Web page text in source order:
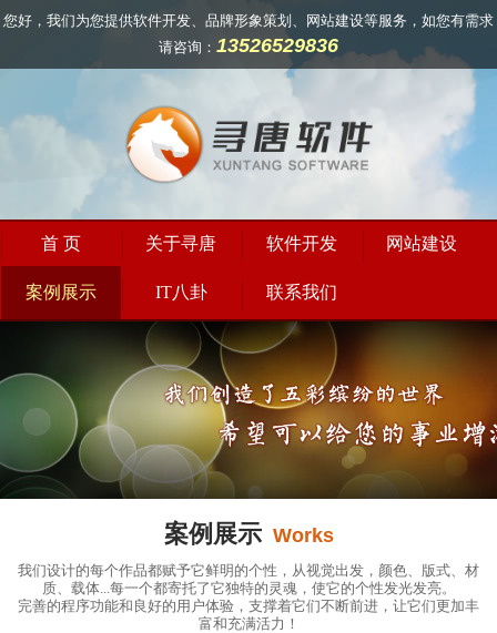
您好，我们为您提供软件开发、品牌形象策划、网站建设等服务，如您有需求
请咨询： 13526529836
首 页 关于寻唐 软件开发 网站建设
案例展示 IT八卦 联系我们
案例展示 Works
我们设计的每个作品都赋予它鲜明的个性，从视觉出发，颜色、版式、材
质、载体...每一个都寄托了它独特的灵魂，使它的个性发光发亮。
完善的程序功能和良好的用户体验，支撑着它们不断前进，让它们更加丰
富和充满活力！